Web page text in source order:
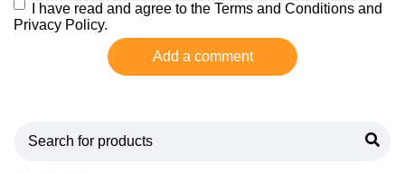
I have read and agree to the Terms and Conditions and
Privacy Policy.
Add a comment